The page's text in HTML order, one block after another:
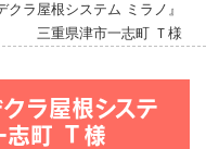
クラ屋根システム ミラノ』
三重県津市一志町 Ｔ様
ラ屋根システ
志町 Ｔ様